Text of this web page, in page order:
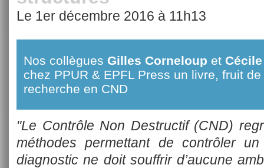
Le 1er décembre 2016 à 11h13
Nos collègues Gilles Corneloup et
chez PPUR & EPFL Press un livre, fruit
recherche en CND
"Le Contrôle Non Destructif (CND)
méthodes permettant de contrôler
diagnostic ne doit souffrir d’aucune